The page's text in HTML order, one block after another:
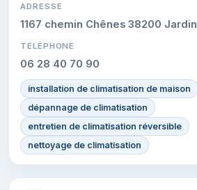
ADRESSE
1167 chemin Chênes 38200 Jardin
TÉLÉPHONE
06 28 40 70 90
installation de climatisation de maison
dépannage de climatisation
entretien de climatisation réversible
nettoyage de climatisation